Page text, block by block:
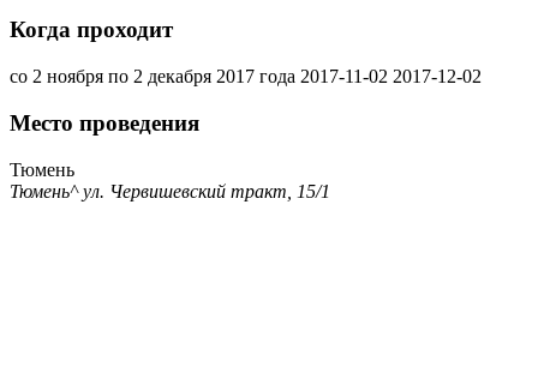
Когда проходит
со 2 ноября по 2 декабря 2017 года 2017-11-02 2017-12-02
Место проведения
Тюмень
Тюмень^ ул. Червишевский тракт, 15/1